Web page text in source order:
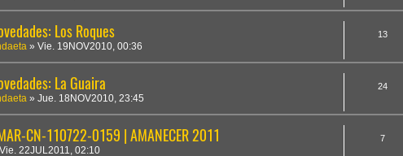
Los Roques
» Vie. 19NOV2010, 00:36
13
La Guaira
» Jue. 18NOV2010, 23:45
24
CN-110722-0159 | AMANECER 2011
Vie. 22JUL2011, 02:10
7